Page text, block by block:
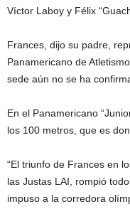
Víctor Laboy y Félix
Frances, dijo su padre,
Panamericano de
sede aún no se ha
En el Panamericano
los 100 metros, que es
“El triunfo de Frances en
las Justas LAI, rompió
impuso a la corredora